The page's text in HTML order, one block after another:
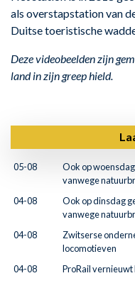
als overstapstation van
Duitse toeristische
Deze videobeelden zijn
land in zijn greep hield.
05-08
Ook op
vanwege
04-08
Ook op dinsdag
vanwege
04-08
Zwitserse
locomotieven
04-08
ProRail